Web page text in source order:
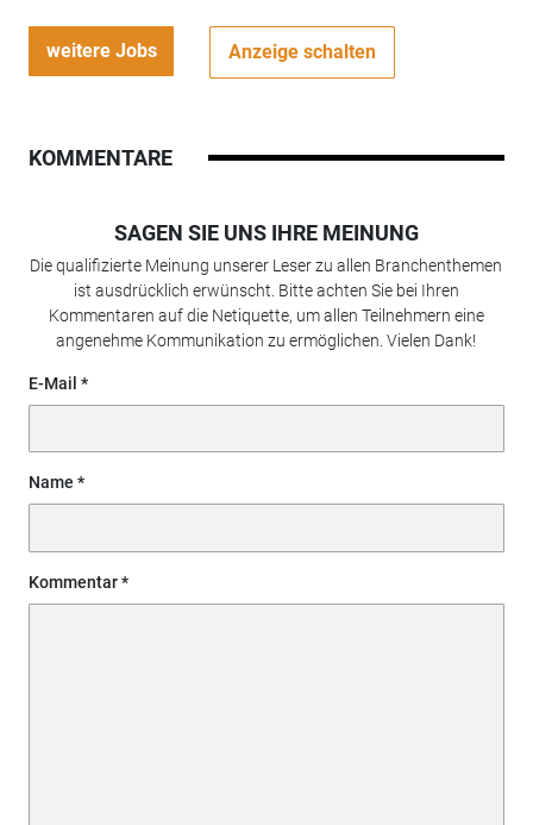
weitere Jobs Anzeige schalten
KOMMENTARE
SAGEN SIE UNS IHRE MEINUNG
Die qualifizierte Meinung unserer Leser zu allen Branchenthemen
ist ausdrücklich erwünscht. Bitte achten Sie bei Ihren
Kommentaren auf die Netiquette, um allen Teilnehmern eine
angenehme Kommunikation zu ermöglichen. Vielen Dank!
E-Mail
Name
Kommentar